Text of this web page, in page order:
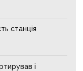
станція
і